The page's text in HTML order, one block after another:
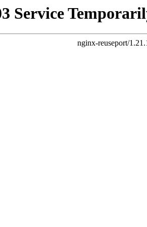
Service
nginx-reuseport/